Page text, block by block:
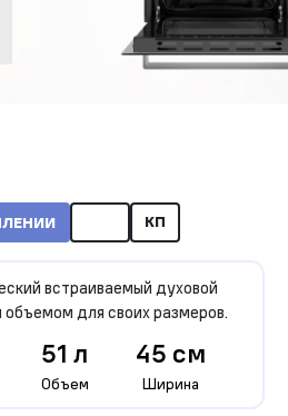
КП
встраиваемый духовой
для своих размеров.
51 л
Объем
45 см
Ширина